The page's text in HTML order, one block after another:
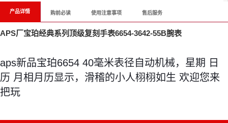
产品详情 购前必读 使用注意事项 售后服务
APS厂宝珀经典系列顶级复刻手表6654-3642-55B腕表
aps新品宝珀6654 40毫米表径自动机械，星期 日
历 月相月历显示，滑稽的小人栩栩如生 欢迎您来
把玩